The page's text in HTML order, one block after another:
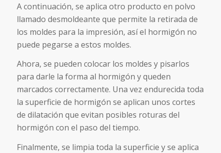
A continuación, se aplica otro producto en polvo
llamado desmoldeante que permite la retirada de
los moldes para la impresión, así el hormigón no
puede pegarse a estos moldes.
Ahora, se pueden colocar los moldes y pisarlos
para darle la forma al hormigón y queden
marcados correctamente. Una vez endurecida toda
la superficie de hormigón se aplican unos cortes
de dilatación que evitan posibles roturas del
hormigón con el paso del tiempo.
Finalmente, se limpia toda la superficie y se aplica